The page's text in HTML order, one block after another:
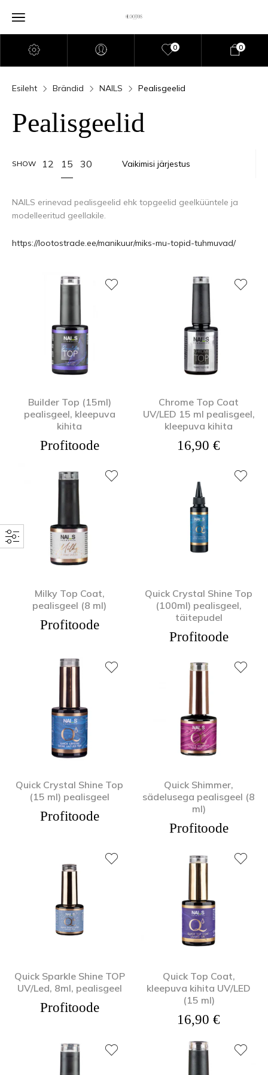
0 0
Esileht Brändid NAILS Pealisgeelid
Pealisgeelid
SHOW 12 15 30
NAILS erinevad pealisgeelid ehk topgeelid geelküüntele ja
modelleeritud geellakile.
https://lootostrade.ee/manikuur/miks-mu-topid-tuhmuvad/
Builder Top (15ml)
pealisgeel, kleepuva
kihita
Profitoode
Chrome Top Coat
UV/LED 15 ml pealisgeel,
kleepuva kihita
16,90 €
Milky Top Coat,
pealisgeel (8 ml)
Profitoode
Quick Crystal Shine Top
(100ml) pealisgeel,
täitepudel
Profitoode
Quick Crystal Shine Top
(15 ml) pealisgeel
Profitoode
Quick Shimmer,
sädelusega pealisgeel (8
ml)
Profitoode
Quick Sparkle Shine TOP
UV/Led, 8ml, pealisgeel
Profitoode
Quick Top Coat,
kleepuva kihita UV/LED
(15 ml)
16,90 €